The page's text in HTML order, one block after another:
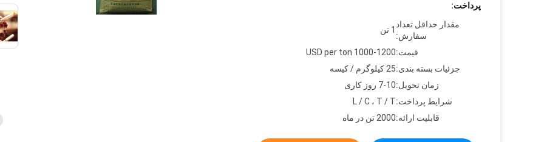
پرداخت:
مقدار حداقل تعداد
سفارش:
1 تن
قیمت:1000-1200 USD per ton
جزئیات بسته بندی:25 کیلوگرم / کیسه
زمان تحویل:7-10 روز کاری
شرایط پرداخت:L / C ، T / T
قابلیت ارائه:2000 تن در ماه